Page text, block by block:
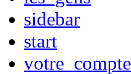
sidebar
start
votre_compte